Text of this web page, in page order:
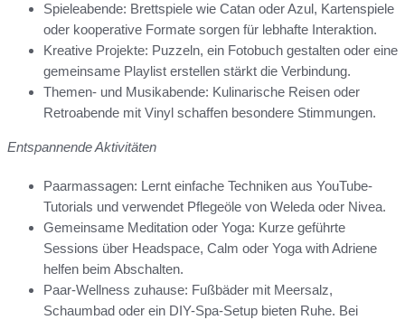
Spieleabende: Brettspiele wie Catan oder Azul, Kartenspiele
oder kooperative Formate sorgen für lebhafte Interaktion.
Kreative Projekte: Puzzeln, ein Fotobuch gestalten oder eine
gemeinsame Playlist erstellen stärkt die Verbindung.
Themen- und Musikabende: Kulinarische Reisen oder
Retroabende mit Vinyl schaffen besondere Stimmungen.
Entspannende Aktivitäten
Paarmassagen: Lernt einfache Techniken aus YouTube-
Tutorials und verwendet Pflegeöle von Weleda oder Nivea.
Gemeinsame Meditation oder Yoga: Kurze geführte
Sessions über Headspace, Calm oder Yoga with Adriene
helfen beim Abschalten.
Paar-Wellness zuhause: Fußbäder mit Meersalz,
Schaumbad oder ein DIY-Spa-Setup bieten Ruhe. Bei